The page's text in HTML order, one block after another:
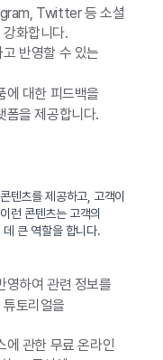
Twitter 등 소셜
화합니다.
반영할 수 있는
에 대한 피드백을
폼을 제공합니다.
텐츠를 제공하고, 고객이
런 콘텐츠는 고객의
큰 역할을 합니다.
영하여 관련 정보를
토리얼을
관한 무료 온라인